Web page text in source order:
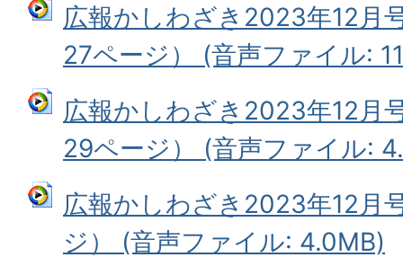
広報かしわざき2023年12月
27ページ） (音声ファイル:
広報かしわざき2023年12月
29ページ） (音声ファイル:
広報かしわざき2023年12月
ジ） (音声ファイル: 4.0MB)